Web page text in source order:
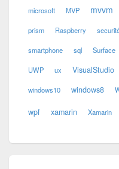
microsoft MVP mvvm
prism Raspberry
smartphone sql Surface
UWP ux VisualStudio
windows10 windows8
wpf xamarin Xamarin